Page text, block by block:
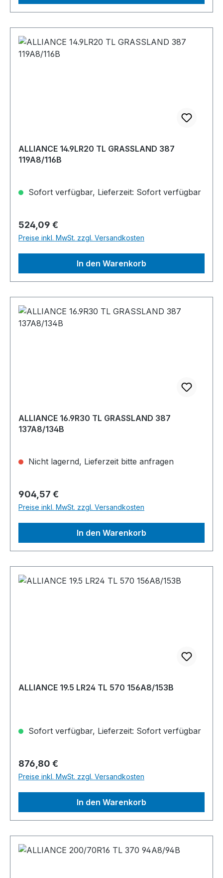
ALLIANCE 14.9LR20 TL GRASSLAND 387
119A8/116B
Sofort verfügbar, Lieferzeit: Sofort verfügbar
Regulärer Preis:
524,09 €
Preise inkl. MwSt. zzgl. Versandkosten
In den Warenkorb
ALLIANCE 16.9R30 TL GRASSLAND 387
137A8/134B
Nicht lagernd, Lieferzeit bitte anfragen
Regulärer Preis:
904,57 €
Preise inkl. MwSt. zzgl. Versandkosten
In den Warenkorb
ALLIANCE 19.5 LR24 TL 570 156A8/153B
Sofort verfügbar, Lieferzeit: Sofort verfügbar
Regulärer Preis:
876,80 €
Preise inkl. MwSt. zzgl. Versandkosten
In den Warenkorb